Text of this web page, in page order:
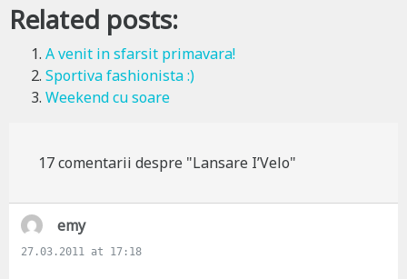
Related posts:
A venit in sfarsit primavara!
Sportiva fashionista :)
Weekend cu soare
17 comentarii despre "Lansare I’Velo"
emys
a
27.03.2011 at 17:18